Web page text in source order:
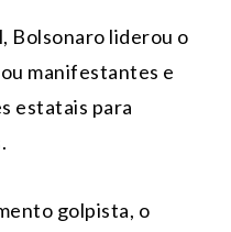
Bolsonaro liderou o
manifestantes e
estatais para
golpista, o